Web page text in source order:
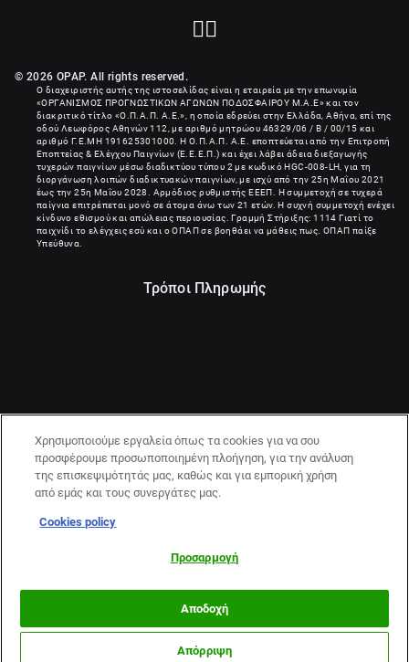
© 2026 OPAP. All rights reserved.
Ο διαχειριστής αυτής της ιστοσελίδας είναι η εταιρεία με την επωνυμία
«ΟΡΓΑΝΙΣΜΟΣ ΠΡΟΓΝΩΣΤΙΚΩΝ ΑΓΩΝΩΝ ΠΟΔΟΣΦΑΙΡΟΥ Μ.Α.Ε» και τον
διακριτικό τίτλο «Ο.Π.Α.Π. Α.Ε.», η οποία εδρεύει στην Ελλάδα, Αθήνα, επί της
οδού Λεωφόρος Αθηνών 112, με αριθμό μητρώου 46329/06 / B / 00/15 και
αριθμό Γ.Ε.ΜΗ 191625301000
. Η Ο.Π.Α.Π. Α.Ε. εποπτεύεται από την Επιτροπή
Εποπτείας & Ελέγχου Παιγνίων (Ε.Ε.Ε.Π.) και έχει λάβει άδεια διεξαγωγής
τυχερών παιγνίων μέσω διαδικτύου τύπου 2 με κωδικό HGC-008-LH, για τη
διοργάνωση λοιπών διαδικτυακών παιγνίων, με ισχύ από την 25η Μαΐου 2021
έως την 25η Μαΐου 2028. Αρμόδιος ρυθμιστής ΕΕΕΠ. Η συμμετοχή σε τυχερά
παίγνια επιτρέπεται μονό σε άτομα άνω των 21 ετών. Η συχνή συμμετοχή ενέχει
κίνδυνο εθισμού και απώλειας περιουσίας. Γραμμή Στήριξης: 1114 Γιατί το
παιχνίδι το ελέγχεις εσύ και ο ΟΠΑΠ σε βοηθάει να μάθεις πως. ΟΠΑΠ παίξε
Υπεύθυνα.
Τρόποι Πληρωμής
ΣΥΜΒΟΥΛΕΥΤΙΚΗΣ:1114
Χρησιμοποιούμε εργαλεία όπως τα cookies για να σου
προσφέρουμε προσωποποιημένη πλοήγηση, για την ανάλυση
της επισκεψιμότητάς μας, καθώς και για εμπορική χρήση
από εμάς και τους συνεργάτες μας.
Cookies policy
Προσαρμογή
Απόρριψη
Αποδοχή